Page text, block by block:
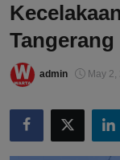
Tangerang
admin May